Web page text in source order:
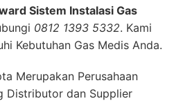
Sistem Instalasi Gas
0812 1393 5332. Kami
Kebutuhan Gas Medis Anda.
Merupakan Perusahaan
Distributor dan Supplier